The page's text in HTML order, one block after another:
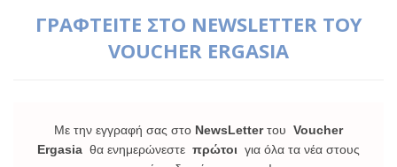
ΓΡΑΦΤΕΙΤΕ ΣΤΟ NEWSLETTER ΤΟΥ
VOUCHER ERGASIA
Με την εγγραφή σας στο NewsLetterτου Voucher
Ergasia θα ενημερώνεστε πρώτοι για όλα τα νέα στους